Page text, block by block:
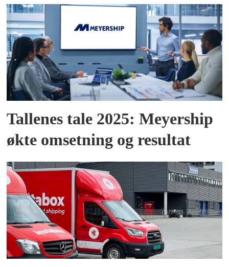
Tallenes tale 2025: Meyership
økte omsetning og resultat